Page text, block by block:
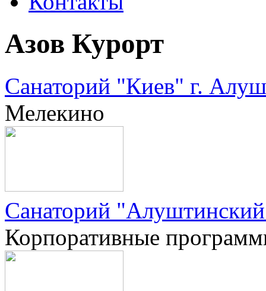
Азов Курорт
Санаторий "Киев" г.
Мелекино
Санаторий
Корпоративные